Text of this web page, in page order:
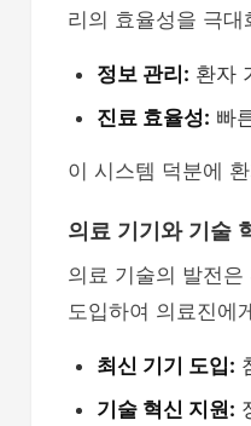
리의 효율성을 극대
정보 관리: 환자
진료 효율성: 빠
이 시스템 덕분에
의료 기기와 기술
의료 기술의 발전
도입하여 의료진에
최신 기기 도입:
기술 혁신 지원: